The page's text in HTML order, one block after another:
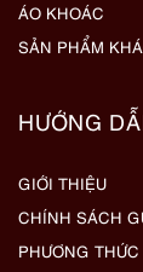
ÁO KHOÁC
SẢN PHẨM
HƯỚNG
GIỚI THIỆU
CHÍNH SÁCH
PHƯƠNG